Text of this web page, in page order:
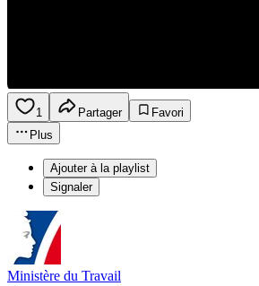
1 Partager
Favori
Plus
Ajouter à la playlist
Signaler
Ministère du Travail